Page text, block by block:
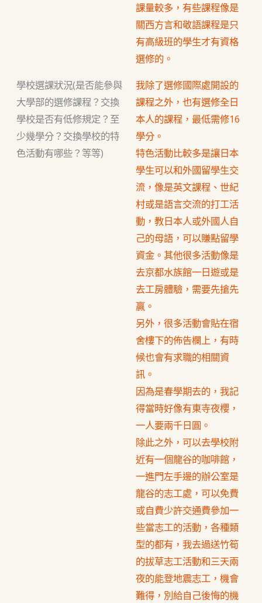
課量較多，有些課程像是
關西方言和敬語課程是只
有高級班的學生才有資格
選修的。
學校選課狀況(是否能參與
大學部的選修課程？交換
學校是否有低修規定？至
少幾學分？交換學校的特
色活動有哪些？等等)
我除了選修國際處開設的
課程之外，也有選修全日
本人的課程，最低需修16
學分。
特色活動比較多是讓日本
學生可以和外國留學生交
流，像是英文課程、世紀
村或是語言交流的打工活
動，教日本人或外國人自
己的母語，可以賺點留學
資金。其他很多活動像是
去京都水族館一日遊或是
去工房體驗，需要先搶先
贏。
另外，很多活動會貼在宿
舍樓下的佈告欄上，有時
候也會有求職的相關資
訊。
因為是春學期去的，我記
得當時好像有東寺夜櫻，
一人要兩千日圓。
除此之外，可以去學校附
近有一個龍谷的咖啡館，
一進門左手邊的辦公室是
龍谷的志工處，可以免費
或自費少許交通費參加一
些當志工的活動，各種類
型的都有，我去過送竹筍
的拔草志工活動和三天兩
夜的能登地震志工，機會
難得，別給自己後悔的機